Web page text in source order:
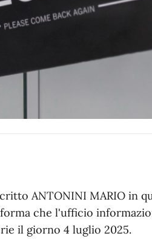
ANTONINI MARIO in
che l'ufficio
il giorno 4 luglio 2025.